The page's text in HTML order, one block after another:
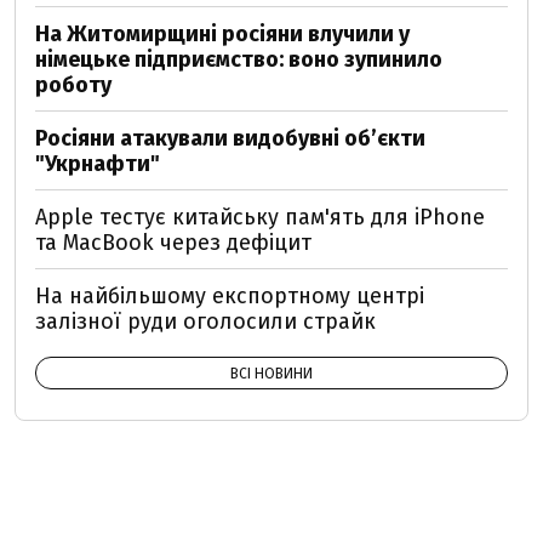
На Житомирщині росіяни влучили у
німецьке підприємство: воно зупинило
роботу
Росіяни атакували видобувні обʼєкти
"Укрнафти"
Apple тестує китайську пам'ять для iPhone
та MacBook через дефіцит
На найбільшому експортному центрі
залізної руди оголосили страйк
ВСІ НОВИНИ